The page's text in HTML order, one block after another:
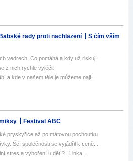
Babské rady proti nachlazení
S čím vším
vedrech: Co pomáhá a kdy už riskuj...
z nich rychle vyléčit
a kde v našem těle je můžeme nají...
Festival ABC
pryskyřice až po mátovou pochoutku
Šéf společnosti se vyjádřil k ceně...
stres a vyhoření u dětí? | Linka ...